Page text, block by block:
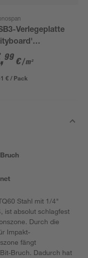
Verlegeplatte
1690 x
x 12 mm
,99 €/ m²
€ / Pack
Stahl mit 1/4"
ist absolut schlagfest
Durch die
Impakt-
fängt
Bruch. Dadurch hat